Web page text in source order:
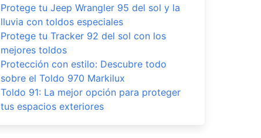
Protege tu Jeep Wrangler 95 del sol y la
lluvia con toldos especiales
Protege tu Tracker 92 del sol con los
mejores toldos
Protección con estilo: Descubre todo
sobre el Toldo 970 Markilux
Toldo 91: La mejor opción para proteger
tus espacios exteriores